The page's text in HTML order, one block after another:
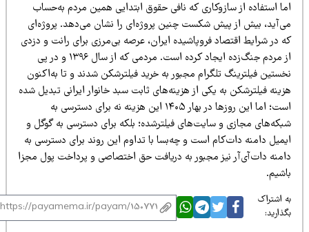
استفاده از سازوکاری که نافی حقوق ابتدایی همین مردم به‌حساب
بیش از پیش شکست چنین پروژه‌ای را نشان می‌دهد. پروژه‌ای
در شرایط اقتصاد فروپاشیده ایران، عرصه بی‌مرزی برای رانت و دزدی
از مردم جنگ‌زده ایجاد کرده است. مردمی که از سال ۱۳۹۶ و در پی
فیلترینگ تلگرام مجبور به خرید فیلترشکن شدند و تا به‌اکنون
فیلترشکن به یکی از هزینه‌های ثابت سبد خانوار ایرانی تبدیل شده
است؛ اما این روزها در بهار ۱۴۰۵ این هزینه نه برای دسترسی به
مجازی و سایت‌های فیلترشده؛ بلکه برای دسترسی به گوگل و
دامنه دات‌کام است و چه‌بسا با تداوم این روند برای دسترسی به
دات‌آی‌آر نیز مجبور به دریافت حق‌ اختصاصی و پرداخت پول مجزا
اشتراک